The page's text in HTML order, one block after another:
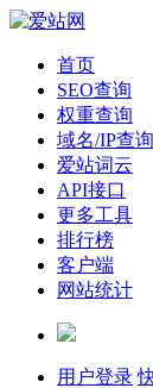
首页
SEO查询
权重查询
域名/IP查询
爱站词云
API接口
更多工具
排行榜
客户端
网站统计
用户登录